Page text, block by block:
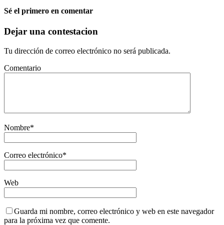
Sé el primero en comentar
Dejar una contestacion
Tu dirección de correo electrónico no será publicada.
Comentario
Nombre*
Correo electrónico*
Web
Guarda mi nombre, correo electrónico y web en este navegador
para la próxima vez que comente.